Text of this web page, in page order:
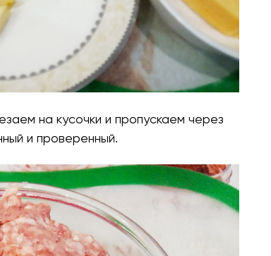
на кусочки и пропускаем через
и проверенный.